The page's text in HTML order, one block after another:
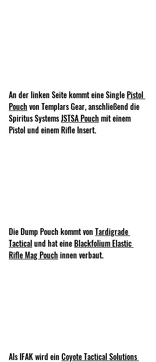
An der linken Seite kommt eine Single Pistol
Pouch von Templars Gear, anschließend die
Spiritus Systems JSTSA Pouch mit einem
Pistol und einem Rifle Insert.
Die Dump Pouch kommt von Tardigrade
Tactical und hat eine Blackfolium Elastic
Rifle Mag Pouch innen verbaut.
Als IFAK wird ein Coyote Tactical Solutions